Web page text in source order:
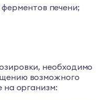
печени;
необходимо
возможного
на организм: